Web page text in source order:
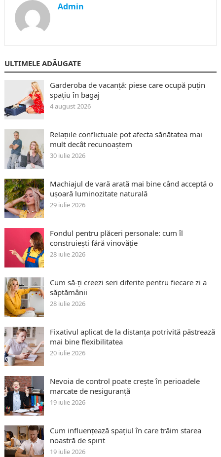
Admin
ULTIMELE ADĂUGATE
Garderoba de vacanță: piese care ocupă puțin
spațiu în bagaj
4 august 2026
Relațiile conflictuale pot afecta sănătatea mai
mult decât recunoaștem
30 iulie 2026
Machiajul de vară arată mai bine când acceptă o
ușoară luminozitate naturală
29 iulie 2026
Fondul pentru plăceri personale: cum îl
construiești fără vinovăție
28 iulie 2026
Cum să-ți creezi seri diferite pentru fiecare zi a
săptămânii
28 iulie 2026
Fixativul aplicat de la distanța potrivită păstrează
mai bine flexibilitatea
20 iulie 2026
Nevoia de control poate crește în perioadele
marcate de nesiguranță
19 iulie 2026
Cum influențează spațiul în care trăim starea
noastră de spirit
19 iulie 2026